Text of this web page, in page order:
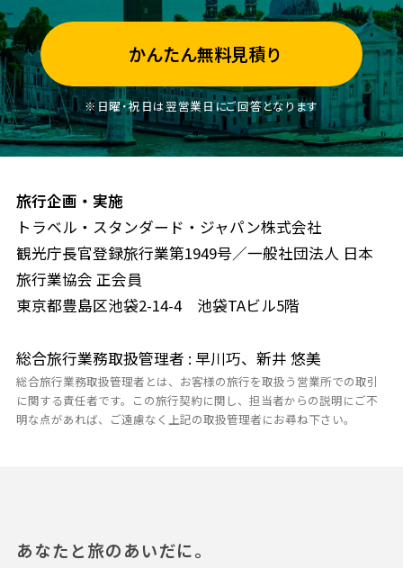
かんたん無料見積り
※日曜・祝日は翌営業日にご回答となります
旅行企画・実施
トラベル・スタンダード・ジャパン株式会社
観光庁長官登録旅行業第1949号／一般社団法人 日本
旅行業協会 正会員
東京都豊島区池袋2-14-4 池袋TAビル5階
総合旅行業務取扱管理者 : 早川巧、新井 悠美
総合旅行業務取扱管理者とは、お客様の旅行を取扱う営業所での取引
に関する責任者です。この旅行契約に関し、担当者からの説明にご不
明な点があれば、ご遠慮なく上記の取扱管理者にお尋ね下さい。
あなたと旅のあいだに。